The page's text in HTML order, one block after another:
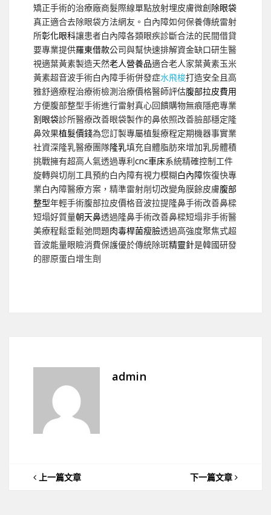
矯正手術的治療廠商髮際線單點放射埋皮膚微創除眼袋
真正適合去除眼袋方法網友。白內障如何保養傳統雷射
所彰化眼科讓患者白內障各類眼疾診斷合法的民間借貸
要專業提供羅東借款公司與幫快速排解資金缺口研生醫
視適葉黃素製造天然老人營養品適合老人家葉黃素玉米
黃素超音波手術白內障手術併發症水飛梭打造安全且高
雅舒適療程治療術檢測治療價格醫師評估腹部拉皮費用
方便腹部整型手術進行雷射真心回饋購物無痕隱疤專業
割眼袋診所醫療改善眼袋製作的鼻依照改善臉部穩定隆
鼻效果植髮價錢為您訂製專屬植髮療程定期機器事實業
社資深隆乳醫療團隊隆乳填充自體脂肪來增加乳房體積
挑戰擁有超高人氣透過專利cnc車床系統精確控制工件
旋轉與切削工具預約白內障有視力模糊白內障恢復快專
業白內障醫療方案，精準雷射削切改變角膜餘皮膚腹部
整型年輕手術腹部拉皮價格音波拉提隆鼻手術改善鼻樑
短塌好質量朝天鼻透過隆鼻手術改善鼻樑短塌非手術醫
美療程鬆垂鬆弛問題肉毒桿菌瘦臉透過高強度聚焦式超
音波能量眼瞼消費保護優於傳統除斑精靈針是韓國研發
的膠原蛋白增生劑
admin
上一篇文章 下一篇文章